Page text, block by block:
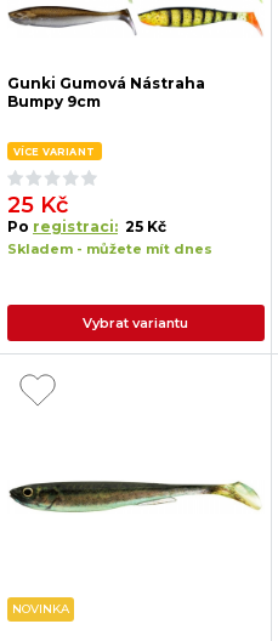
Gunki Gumová Nástraha
Bumpy 9cm
VÍCE VARIANT
25 Kč
Po registraci: 25 Kč
Skladem - můžete mít dnes
Vybrat variantu
NOVINKA